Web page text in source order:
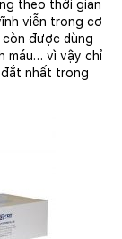
theo thời gian
viễn trong cơ
còn được dùng
máu… vì vậy chỉ
nhất trong